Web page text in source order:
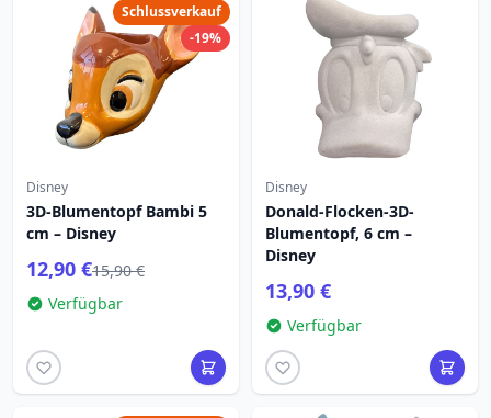
Schlussverkauf
-19%
Disney
3D-Blumentopf Bambi 5
cm – Disney
12,90 €15,90 €
Verfügbar
Disney
Donald-Flocken-3D-
Blumentopf, 6 cm –
Disney
13,90 €
Verfügbar